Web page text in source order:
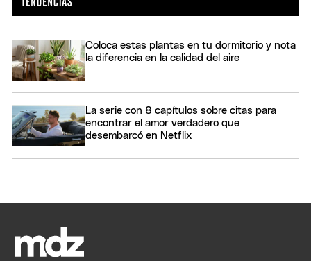
Coloca estas plantas en tu dormitorio y nota
la diferencia en la calidad del aire
La serie con 8 capítulos sobre citas para
encontrar el amor verdadero que
desembarcó en Netflix